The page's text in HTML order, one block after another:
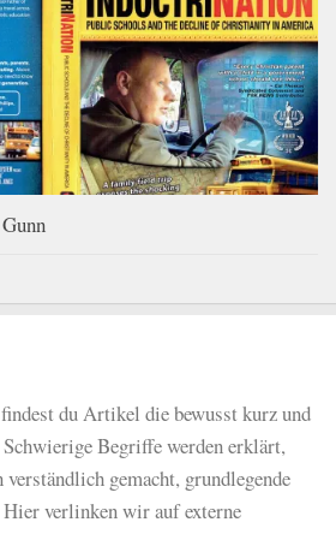
du Artikel die bewusst kurz und
Begriffe werden erklärt,
gemacht, grundlegende
verlinken wir auf externe